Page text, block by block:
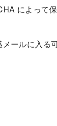
によって
ールに入る